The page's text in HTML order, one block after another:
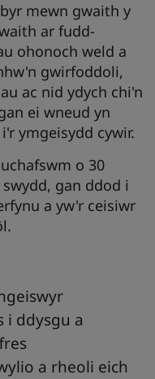
mewn gwaith y
ar fudd-
ohonoch weld a
gwirfoddoli,
ac nid ydych chi'n
ei wneud yn
ymgeisydd cywir.
o 30
gan ddod i
a yw'r ceisiwr
i ddysgu a
a rheoli eich